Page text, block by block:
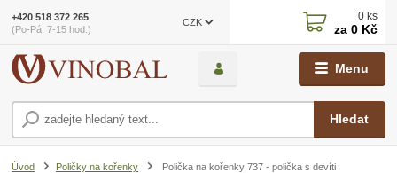
Menu
CZK
Hledat
+420 518 372 265
(Po-Pá, 7-15 hod.)
0 ks
za 0 Kč
Úvod Poličky na kořenky
Polička na kořenky 737 - polička s devíti